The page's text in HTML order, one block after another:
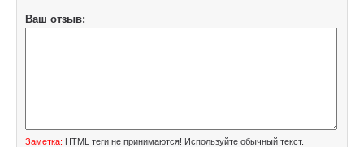
Ваш отзыв:
Заметка: HTML теги не принимаются! Используйте обычный текст.